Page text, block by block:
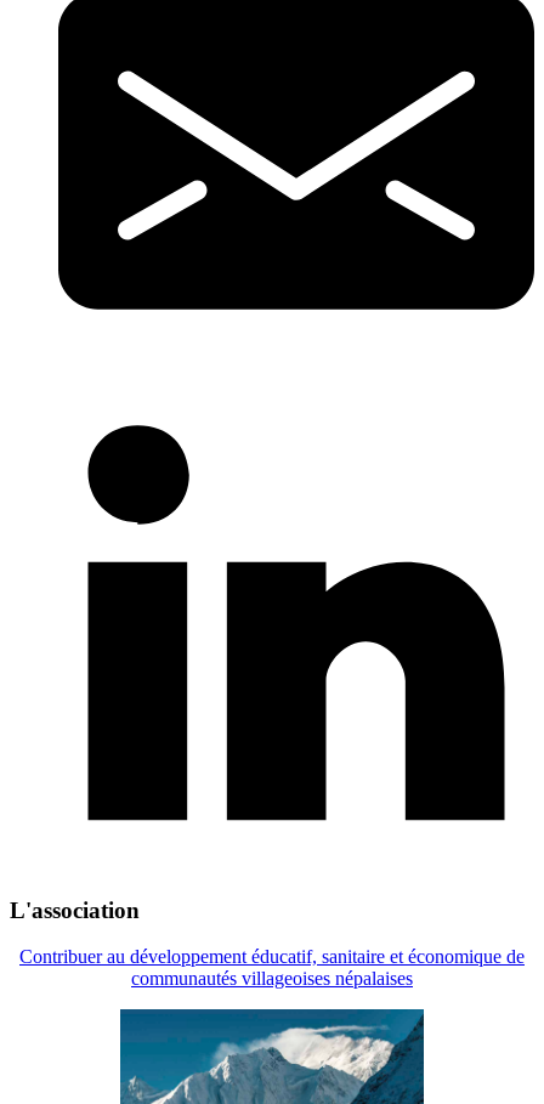
L'association
Contribuer au développement éducatif, sanitaire et économique de
communautés villageoises népalaises